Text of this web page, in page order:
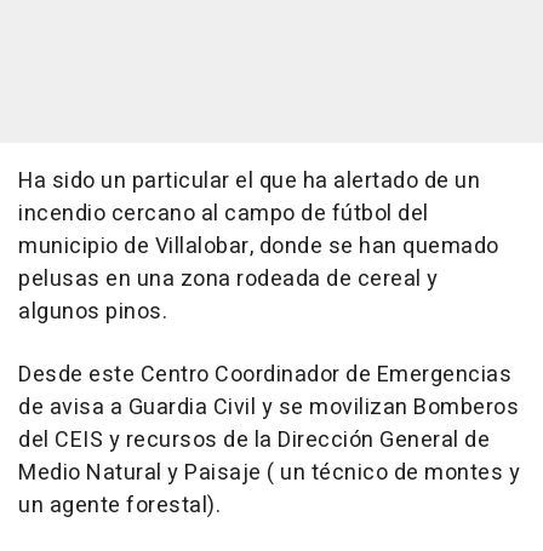
Ha sido un particular el que ha alertado de un
incendio cercano al campo de fútbol del
municipio de Villalobar, donde se han quemado
pelusas en una zona rodeada de cereal y
algunos pinos.
Desde este Centro Coordinador de Emergencias
de avisa a Guardia Civil y se movilizan Bomberos
del CEIS y recursos de la Dirección General de
Medio Natural y Paisaje ( un técnico de montes y
un agente forestal).